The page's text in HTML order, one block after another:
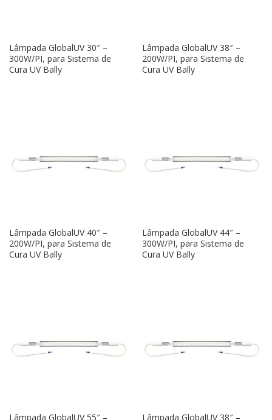
Lâmpada GlobalUV 30″ –
300W/PI, para Sistema de
Cura UV Bally
Lâmpada GlobalUV 38″ –
200W/PI, para Sistema de
Cura UV Bally
Lâmpada GlobalUV 40″ –
200W/PI, para Sistema de
Cura UV Bally
Lâmpada GlobalUV 44″ –
300W/PI, para Sistema de
Cura UV Bally
Lâmpada GlobalUV 55″ – Lâmpada GlobalUV 38″ –